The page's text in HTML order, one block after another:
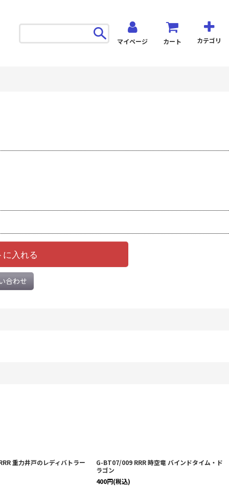
マイページ カート カテゴリ
に入れる
合わせ
重力井戸のレディバトラー
G-BT07/009 RRR 時空竜 バインドタイム・ド
ラゴン
400円(税込)